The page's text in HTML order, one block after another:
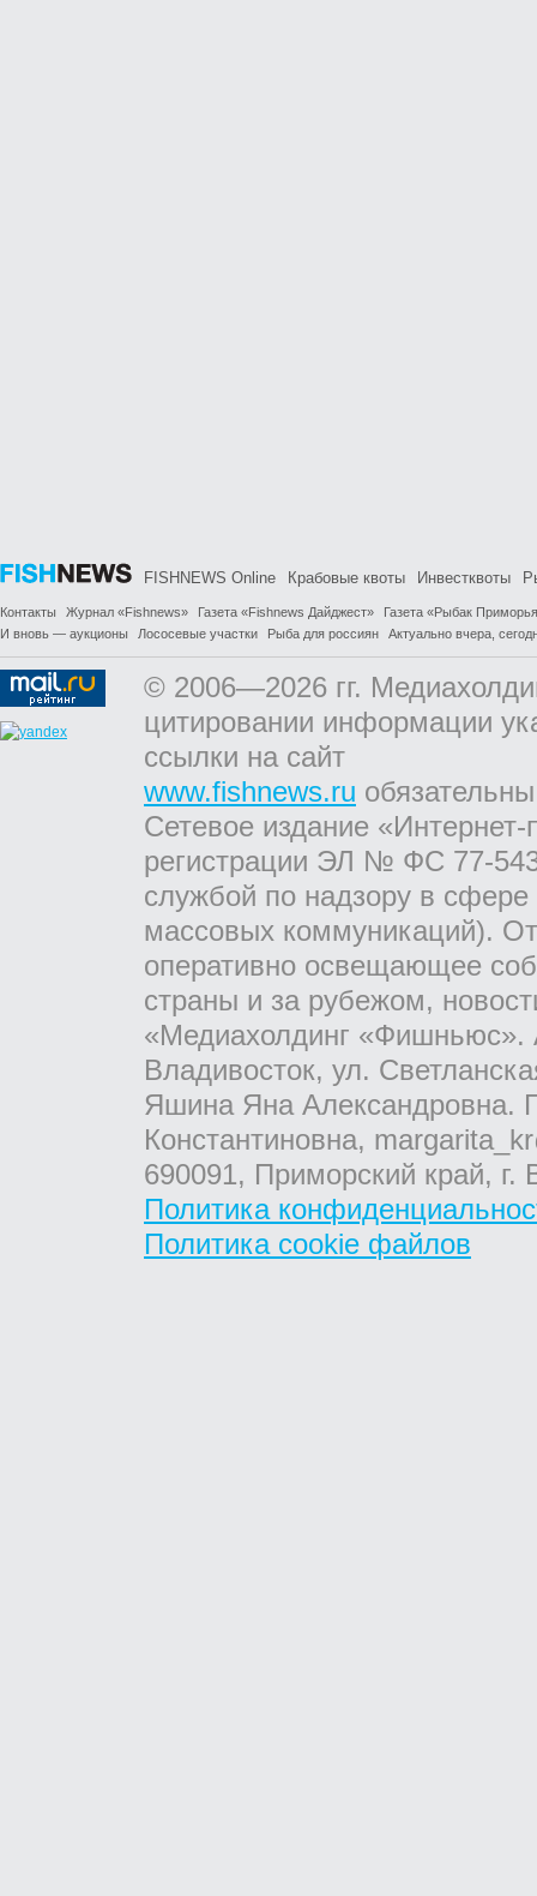
FISHNEWS Online Крабовые квоты Инвестквоты
Контакты Журнал «Fishnews» Газета «Fishnews Дайджест»
Газета «Рыбак
И вновь — аукционы
Лососевые участки Рыба для россиян Актуально вчера,
© 2006—2026 гг.
цитировании информации
ссылки на сайт
www.fishnews.ru
Сетевое издание
регистрации ЭЛ № ФС 77-
службой по надзору в
массовых коммуникаций).
оперативно освещающее
страны и за рубежом,
«Медиахолдинг «Фишньюс».
Владивосток, ул.
Яшина Яна Александровна.
Константиновна,
690091, Приморский край,
Политика
Политика cookie файлов